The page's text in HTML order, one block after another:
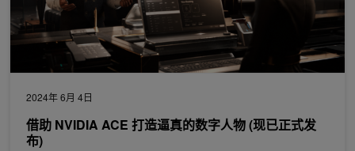
2024年 6月 4日
借助 NVIDIA ACE 打造逼真的数字人物 (现已正式发
布)